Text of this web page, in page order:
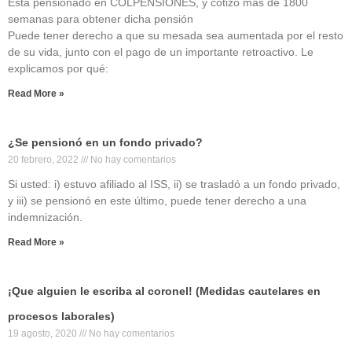
semanas para obtener dicha pensión
Puede tener derecho a que su mesada sea aumentada por el resto
de su vida, junto con el pago de un importante retroactivo. Le
explicamos por qué:
Read More »
¿Se pensionó en un fondo privado?
20 febrero, 2022 No hay comentarios
Si usted: i) estuvo afiliado al ISS, ii) se trasladó a un fondo privado,
y iii) se pensionó en este último, puede tener derecho a una
indemnización.
Read More »
¡Que alguien le escriba al coronel! (Medidas cautelares en
procesos laborales)
19 agosto, 2020 No hay comentarios